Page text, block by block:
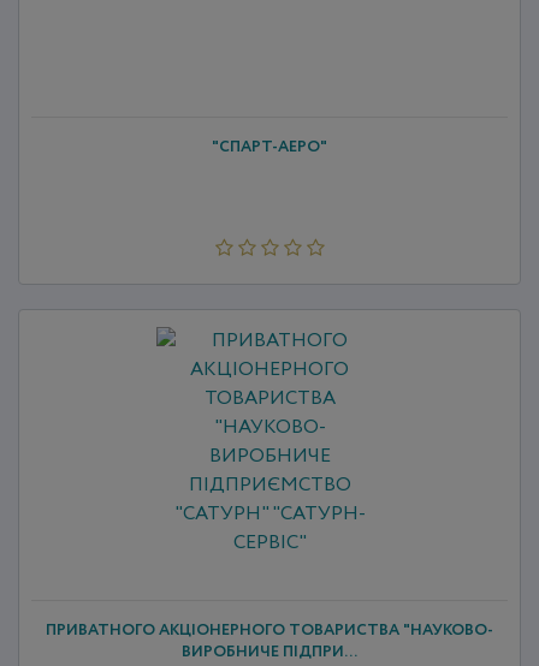
"СПАРТ-АЕРО"
ПРИВАТНОГО АКЦІОНЕРНОГО ТОВАРИСТВА "НАУКОВО-
ВИРОБНИЧЕ ПІДПРИ...